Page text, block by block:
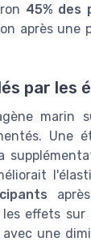
45% des
après une
par les
marin
Une
effets
une